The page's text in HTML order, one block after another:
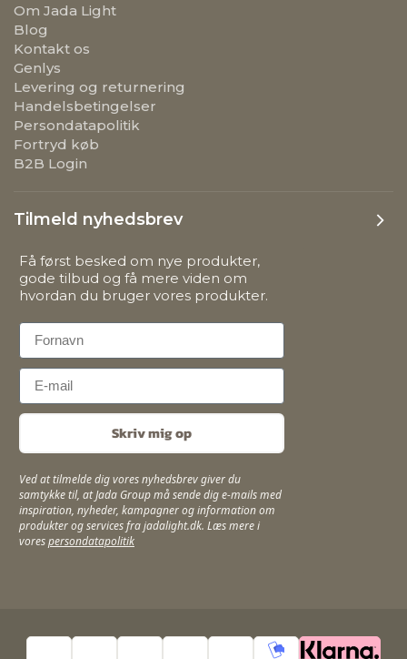
Om Jada Light
Blog
Kontakt os
Genlys
Levering og returnering
Handelsbetingelser
Persondatapolitik
Fortryd køb
B2B Login
Tilmeld nyhedsbrev
Få først besked om nye produkter,
gode tilbud og få mere viden om
hvordan du bruger vores produkter.
First Name
Email
Skriv mig op
Ved at tilmelde dig vores nyhedsbrev giver du
samtykke til, at Jada Group må sende dig e-mails med
inspiration, nyheder, kampagner og information om
produkter og services fra jadalight.dk. Læs mere i
vorespersondatapolitik